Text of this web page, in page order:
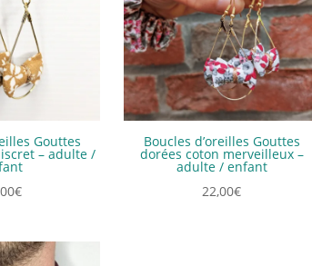
Gouttes
– adulte /
€
Boucles d’oreilles Gouttes
dorées coton merveilleux –
adulte / enfant
22,00€